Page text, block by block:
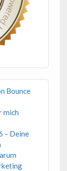
Bounce
mich
– Deine